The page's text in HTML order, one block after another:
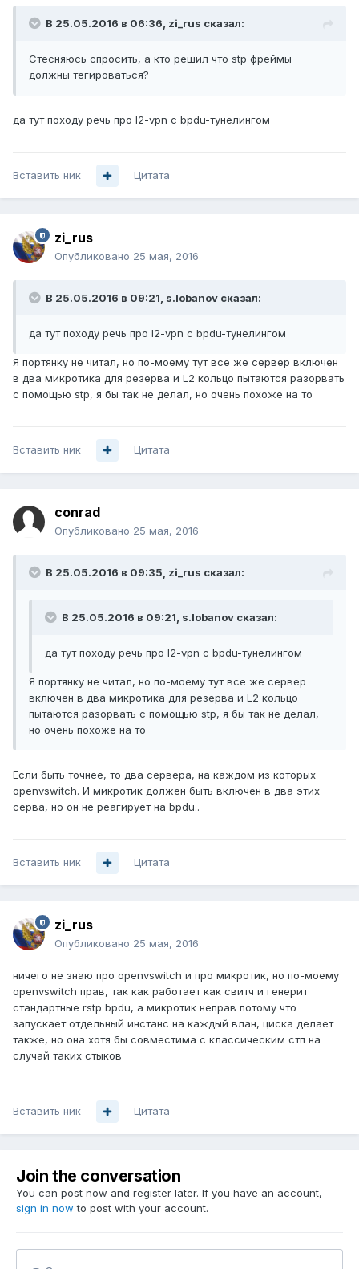
В 25.05.2016 в 06:36, zi_rus сказал:
Стесняюсь спросить, а кто решил что stp фреймы
должны тегироваться?
да тут походу речь про l2-vpn с bpdu-тунелингом
Вставить ник Цитата
zi_rus
Опубликовано 25 мая, 2016
В 25.05.2016 в 09:21, s.lobanov сказал:
да тут походу речь про l2-vpn с bpdu-тунелингом
Я портянку не читал, но по-моему тут все же сервер включен
в два микротика для резерва и L2 кольцо пытаются разорвать
с помощью stp, я бы так не делал, но очень похоже на то
Вставить ник Цитата
conrad
Опубликовано 25 мая, 2016
В 25.05.2016 в 09:35, zi_rus сказал:
В 25.05.2016 в 09:21, s.lobanov сказал:
да тут походу речь про l2-vpn с bpdu-тунелингом
Я портянку не читал, но по-моему тут все же сервер
включен в два микротика для резерва и L2 кольцо
пытаются разорвать с помощью stp, я бы так не делал,
но очень похоже на то
Если быть точнее, то два сервера, на каждом из которых
openvswitch. И микротик должен быть включен в два этих
серва, но он не реагирует на bpdu..
Вставить ник Цитата
zi_rus
Опубликовано 25 мая, 2016
ничего не знаю про openvswitch и про микротик, но по-моему
openvswitch прав, так как работает как свитч и генерит
стандартные rstp bpdu, а микротик неправ потому что
запускает отдельный инстанс на каждый влан, циска делает
также, но она хотя бы совместима с классическим стп на
случай таких стыков
Вставить ник Цитата
Join the conversation
You can post now and register later. If you have an account,
sign in now to post with your account.